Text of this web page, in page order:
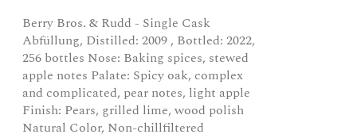
Berry Bros. & Rudd - Single Cask
Abfüllung, Distilled: 2009 , Bottled: 2022,
256 bottles Nose: Baking spices, stewed
apple notes Palate: Spicy oak, complex
and complicated, pear notes, light apple
Finish: Pears, grilled lime, wood polish
Natural Color, Non-chillfiltered